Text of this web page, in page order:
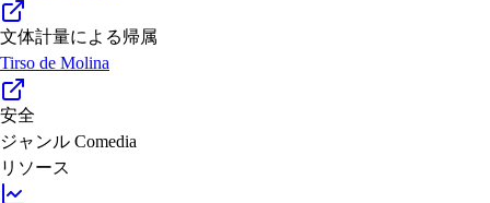
文体計量による帰属
Tirso de Molina
安全
ジャンル Comedia
リソース